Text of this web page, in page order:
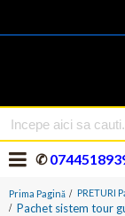
✆
Prima Pagină PRETURI
Pachet sistem tour